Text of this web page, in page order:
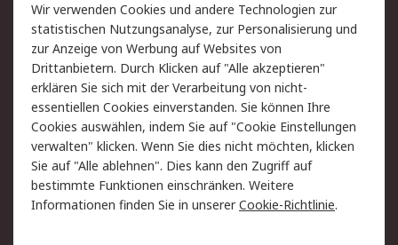
Rücksendung/Entsorgung Kontakt
Hilfe
Rechtliches
RS Verkaufs- und
Lieferbedingungen
Datenschutz
Cookie-Richtlinie
Zahlungsbedingungen
Impressum
Webseite Konditionen
Wir verwenden Cookies und andere Technologien zur
statistischen Nutzungsanalyse, zur Personalisierung und
zur Anzeige von Werbung auf Websites von
Drittanbietern. Durch Klicken auf "Alle akzeptieren"
erklären Sie sich mit der Verarbeitung von nicht-
essentiellen Cookies einverstanden. Sie können Ihre
Cookies auswählen, indem Sie auf "Cookie Einstellungen
verwalten" klicken. Wenn Sie dies nicht möchten, klicken
Sie auf "Alle ablehnen". Dies kann den Zugriff auf
bestimmte Funktionen einschränken. Weitere
Informationen finden Sie in unsererCookie-Richtlinie.